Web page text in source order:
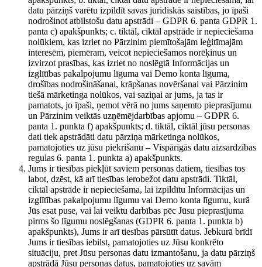
datu pārziņš varētu izpildīt savas juridiskās saistības, jo īpaši
nodrošinot atbilstošu datu apstrādi – GDPR 6. panta GDPR 1.
panta c) apakšpunkts; c. tiktāl, ciktāl apstrāde ir nepieciešama
nolūkiem, kas izriet no Pārzinim piemītošajām leģitīmajām
interesēm, piemēram, veicot nepieciešamos norēķinus un
izvirzot prasības, kas izriet no noslēgtā Informācijas un
izglītības pakalpojumu līguma vai Demo konta līguma,
drošības nodrošināšanai, krāpšanas novēršanai vai Pārzinim
tiešā mārketinga nolūkos, vai saziņai ar jums, ja tas ir
pamatots, jo īpaši, ņemot vērā no jums saņemto pieprasījumu
un Pārzinim veiktās uzņēmējdarbības apjomu – GDPR 6.
panta 1. punkta f) apakšpunkts; d. tiktāl, ciktāl jūsu personas
dati tiek apstrādāti datu pārziņa mārketinga nolūkos,
pamatojoties uz jūsu piekrišanu – Vispārīgās datu aizsardzības
regulas 6. panta 1. punkta a) apakšpunkts.
Jums ir tiesības piekļūt saviem personas datiem, tiesības tos
labot, dzēst, kā arī tiesības ierobežot datu apstrādi. Tiktāl,
ciktāl apstrāde ir nepieciešama, lai izpildītu Informācijas un
izglītības pakalpojumu līgumu vai Demo konta līgumu, kurā
Jūs esat puse, vai lai veiktu darbības pēc Jūsu pieprasījuma
pirms šo līgumu noslēgšanas (GDPR 6. panta 1. punkta b)
apakšpunkts), Jums ir arī tiesības pārsūtīt datus. Jebkurā brīdī
Jums ir tiesības iebilst, pamatojoties uz Jūsu konkrēto
situāciju, pret Jūsu personas datu izmantošanu, ja datu pārziņš
apstrādā Jūsu personas datus, pamatojoties uz savām